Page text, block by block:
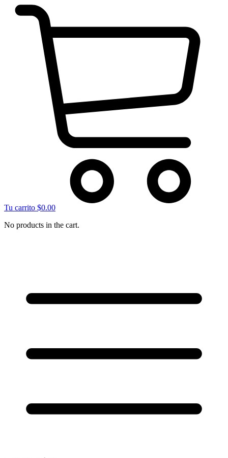
Tu carrito $0.00
No products in the cart.